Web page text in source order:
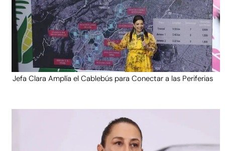
Jefa Clara Amplía el Cablebús para Conectar a las Periferias